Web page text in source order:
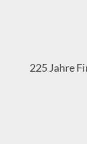
225 Jahre